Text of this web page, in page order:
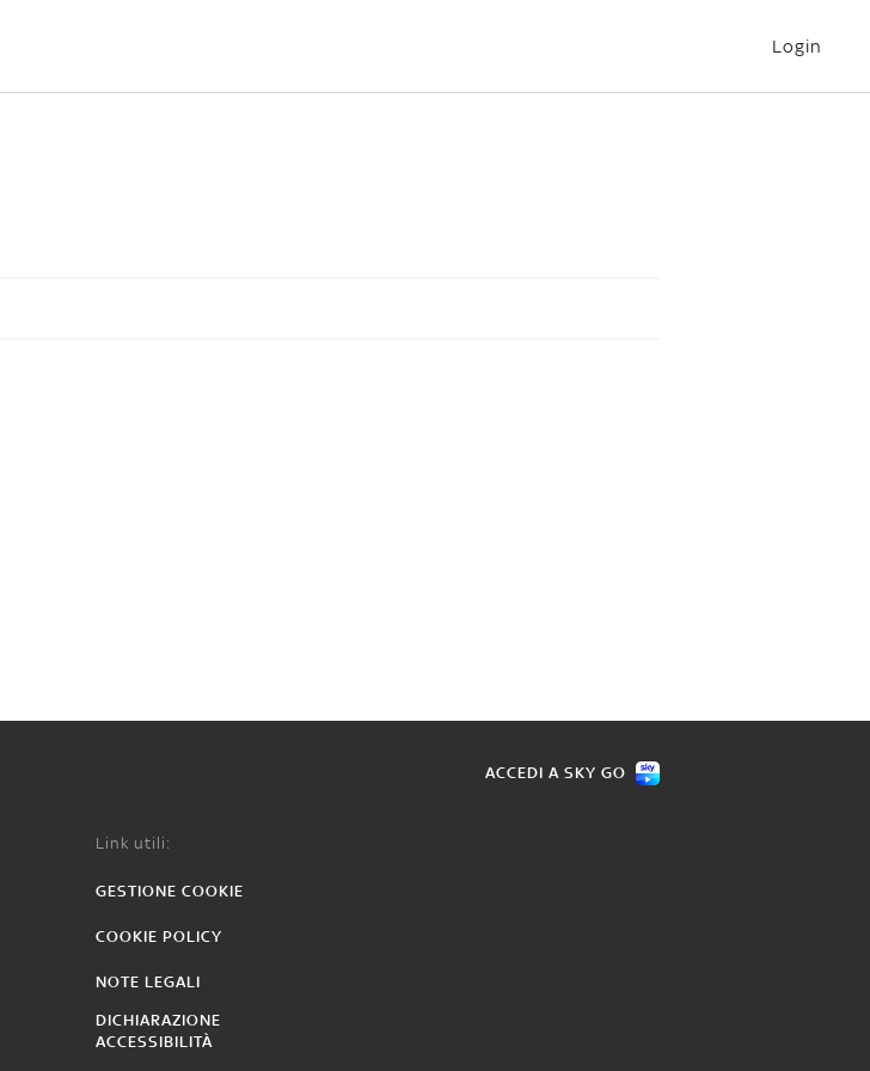
Login
ACCEDI A SKY GO
Link utili:
GESTIONE COOKIE
COOKIE POLICY
NOTE LEGALI
DICHIARAZIONE
ACCESSIBILITÀ